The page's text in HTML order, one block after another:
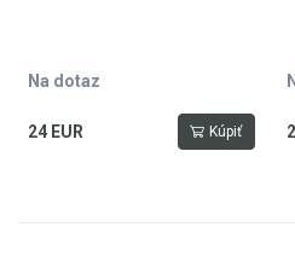
Na dotaz
24 EUR Kúpiť